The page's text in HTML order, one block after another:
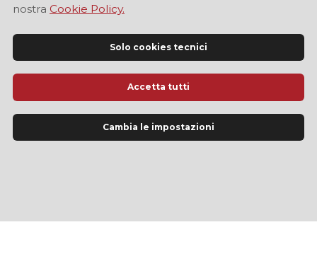
Sito Ufficiale di Informazione Turistica di Modena
nostra Cookie Policy.
Solo cookies tecnici
Accetta tutti
Cambia le impostazioni